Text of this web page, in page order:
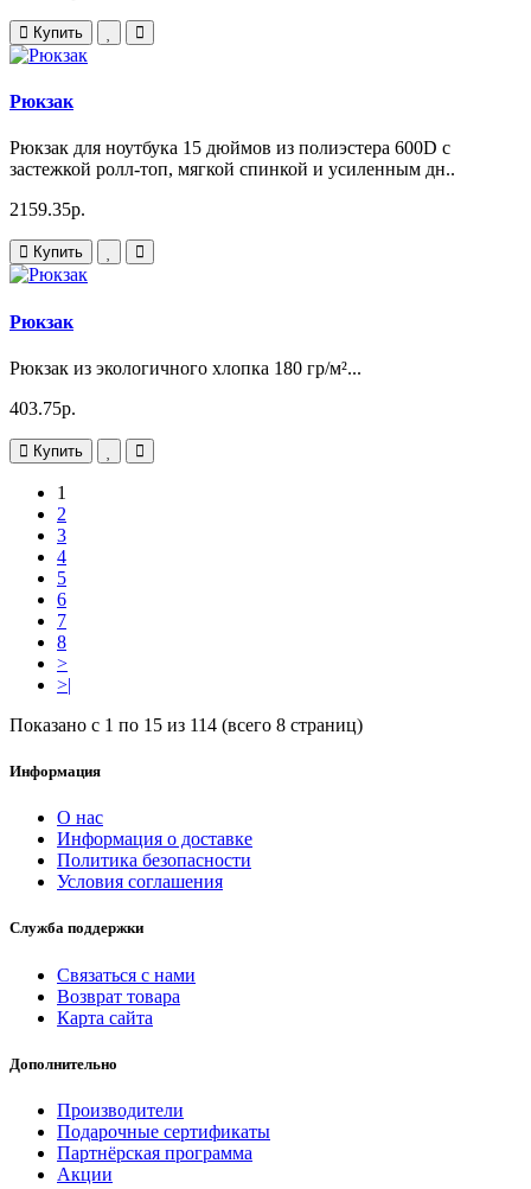
Купить
Рюкзак
Рюкзак для ноутбука 15 дюймов из полиэстера 600D с
застежкой ролл-топ, мягкой спинкой и усиленным дн..
2159.35р.
Купить
Рюкзак
Рюкзак из экологичного хлопка 180 гр/м²...
403.75р.
Купить
1
2
3
4
5
6
7
8
>
>|
Показано с 1 по 15 из 114 (всего 8 страниц)
Информация
О нас
Информация о доставке
Политика безопасности
Условия соглашения
Служба поддержки
Связаться с нами
Возврат товара
Карта сайта
Дополнительно
Производители
Подарочные сертификаты
Партнёрская программа
Акции